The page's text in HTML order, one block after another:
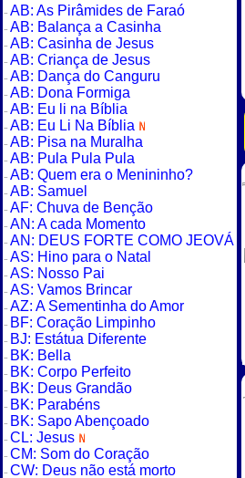
AB: As Pirâmides de Faraó
AB: Balança a Casinha
AB: Casinha de Jesus
AB: Criança de Jesus
AB: Dança do Canguru
AB: Dona Formiga
AB: Eu li na Bíblia
AB: Eu Li Na Bíblia
AB: Pisa na Muralha
AB: Pula Pula Pula
AB: Quem era o Menininho?
AB: Samuel
AF: Chuva de Benção
AN: A cada Momento
AN: DEUS FORTE COMO JEOVÁ
AS: Hino para o Natal
AS: Nosso Pai
AS: Vamos Brincar
AZ: A Sementinha do Amor
BF: Coração Limpinho
BJ: Estátua Diferente
BK: Bella
BK: Corpo Perfeito
BK: Deus Grandão
BK: Parabéns
BK: Sapo Abençoado
CL: Jesus
CM: Som do Coração
CW: Deus não está morto